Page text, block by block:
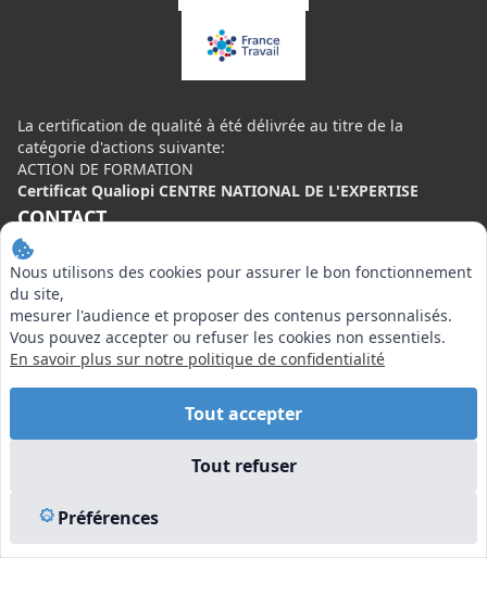
Nous utilisons des cookies pour assurer le bon fonctionnement
du site,
mesurer l'audience et proposer des contenus personnalisés.
Vous pouvez accepter ou refuser les cookies non essentiels.
En savoir plus sur notre politique de confidentialité
Tout accepter
Tout refuser
Préférences
La certification de qualité à été délivrée au titre de la
catégorie d'actions suivante:
ACTION DE FORMATION
Certificat Qualiopi CENTRE NATIONAL DE L'EXPERTISE
CONTACT
Centre National de l’Expertise (CNE)
20 rue Henri Regnault, 75008 Paris
N°VERT : 0800 00 80 89
EN SAVOIR PLUS
Vu à la Télé
Plan du site